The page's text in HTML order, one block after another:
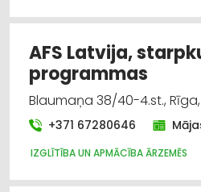
AFS Latvija,
programmas
Blaumaņa 38/40-4.st., Rīga,
+371 67280646
IZGLĪTĪBA UN APMĀCĪBA ĀRZEMĒS